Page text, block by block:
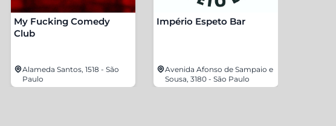
My Fucking Comedy
Club
Alameda Santos, 1518 - São
Paulo
Império Espeto Bar
Avenida Afonso de Sampaio e
Sousa, 3180 - São Paulo